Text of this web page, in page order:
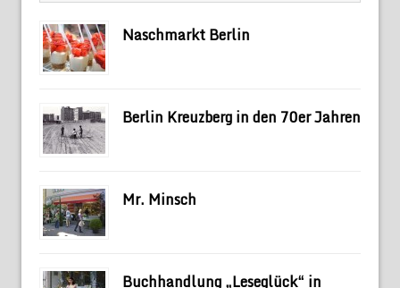
Naschmarkt Berlin
Berlin Kreuzberg in den 70er Jahren
Mr. Minsch
Buchhandlung „Leseglück“ in